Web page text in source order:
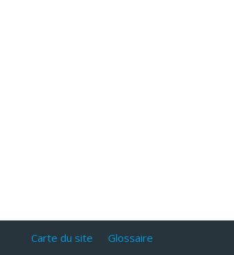
Carte du site Glossaire